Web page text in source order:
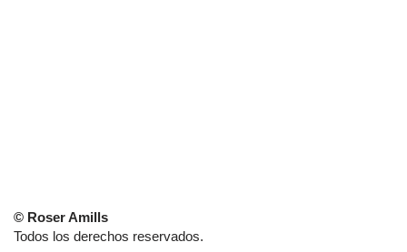
© Roser Amills
Todos los derechos reservados.